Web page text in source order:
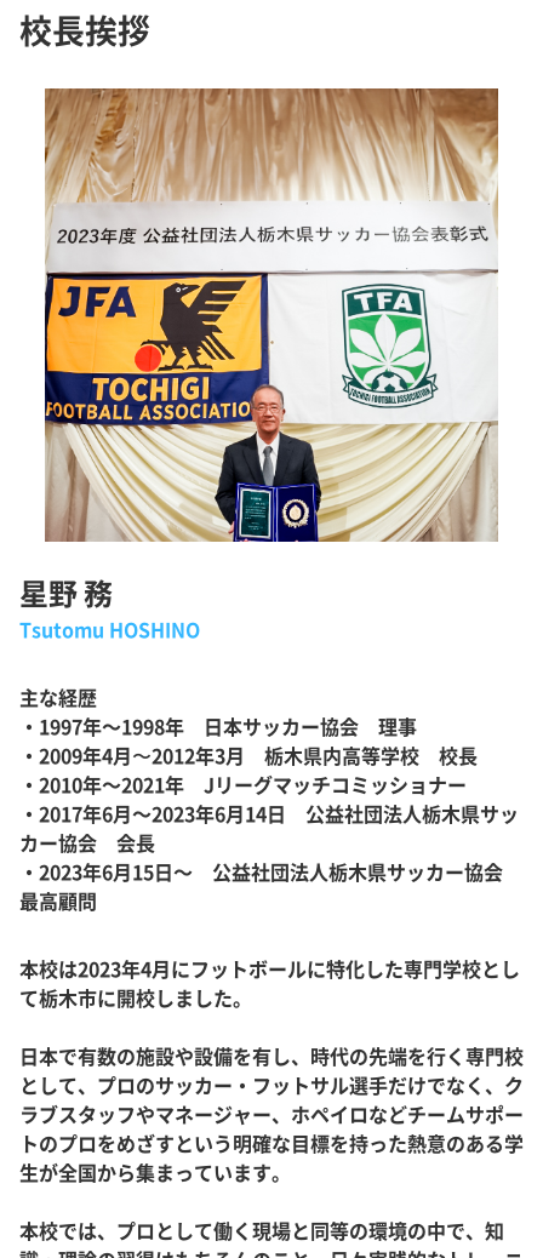
校長挨拶
星野 務
Tsutomu HOSHINO
主な経歴
・1997年～1998年 日本サッカー協会 理事
・2009年4月〜2012年3月 栃木県内高等学校 校長
・2010年～2021年 Jリーグマッチコミッショナー
・2017年6月～2023年6月14日 公益社団法人栃木県サッ
カー協会 会長
・2023年6月15日～ 公益社団法人栃木県サッカー協会
最高顧問
本校は2023年4月にフットボールに特化した専門学校とし
て栃木市に開校しました。
日本で有数の施設や設備を有し、時代の先端を行く専門校
として、プロのサッカー・フットサル選手だけでなく、ク
ラブスタッフやマネージャー、ホペイロなどチームサポー
トのプロをめざすという明確な目標を持った熱意のある学
生が全国から集まっています。
本校では、プロとして働く現場と同等の環境の中で、知